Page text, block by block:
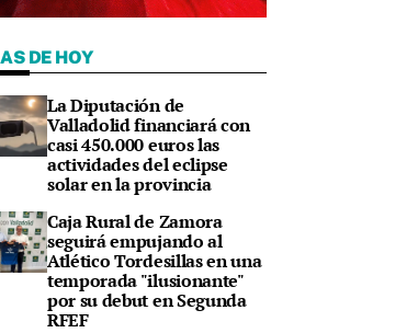
DE HOY
La Diputación de
Valladolid financiará con
casi 450.000 euros las
actividades del eclipse
solar en la provincia
Caja Rural de Zamora
seguirá empujando al
Atlético Tordesillas en una
temporada "ilusionante"
por su debut en Segunda
RFEF